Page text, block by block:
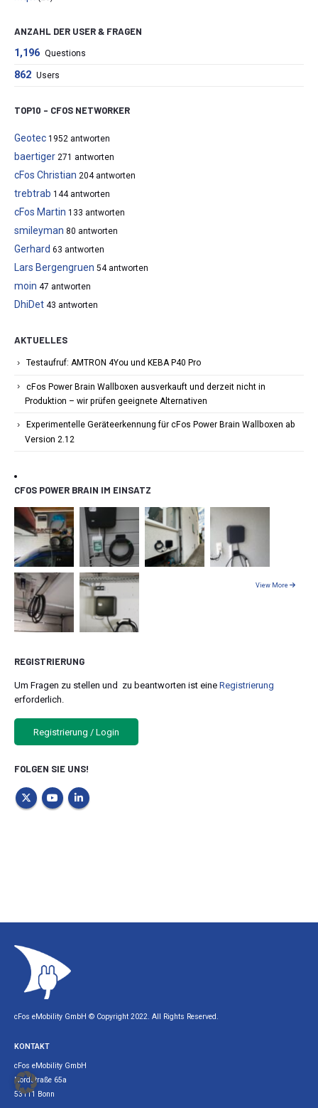
ANZAHL DER USER & FRAGEN
1,196 Questions
862 Users
TOP10 – CFOS NETWORKER
Geotec 1952 antworten
baertiger 271 antworten
cFos Christian 204 antworten
trebtrab 144 antworten
cFos Martin 133 antworten
smileyman 80 antworten
Gerhard 63 antworten
Lars Bergengruen 54 antworten
moin 47 antworten
DhiDet 43 antworten
AKTUELLES
Testaufruf: AMTRON 4You und KEBA P40 Pro
cFos Power Brain Wallboxen ausverkauft und derzeit nicht in
Produktion – wir prüfen geeignete Alternativen
Experimentelle Geräteerkennung für cFos Power Brain Wallboxen ab
Version 2.12
CFOS POWER BRAIN IM EINSATZ
View More
REGISTRIERUNG
Um Fragen zu stellen und zu beantworten ist eine Registrierung
erforderlich.
Registrierung / Login
FOLGEN SIE UNS!
cFos eMobility GmbH © Copyright 2022. All Rights Reserved.
KONTAKT
cFos eMobility GmbH
Nordstraße 65a
53111 Bonn